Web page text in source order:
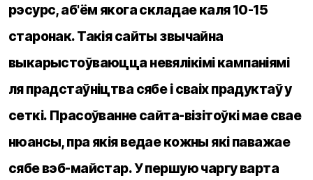
рэсурс, аб'ём якога складае каля 10-15
старонак. Такія сайты звычайна
выкарыстоўваюцца невялікімі кампаніямі
ля прадстаўніцтва сябе і сваіх прадуктаў у
сеткі. Прасоўванне сайта-візітоўкі мае свае
нюансы, пра якія ведае кожны які паважае
сябе вэб-майстар. У першую чаргу варта